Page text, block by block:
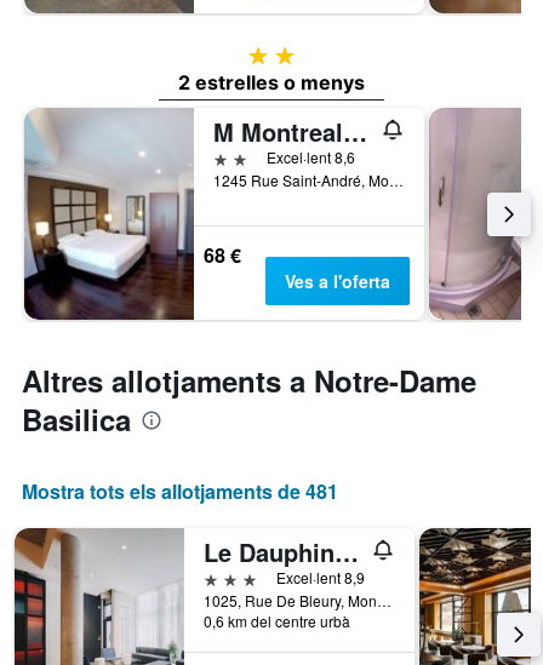
2 estrelles
2 estrelles o menys
M Montreal Hostel
2 estrellesExcel·lent 8,6
1245 Rue Saint-André, Mont-real, QC, Canadà
68 €
Ves a l'oferta
Altres allotjaments a Notre-Dame
Basilica
Mostra tots els allotjaments de 481
Le Dauphin Montréal Centre-Ville
3 estrellesExcel·lent 8,9
1025, Rue De Bleury, Mont-real, QC, Canadà
0,6 km del centre urbà